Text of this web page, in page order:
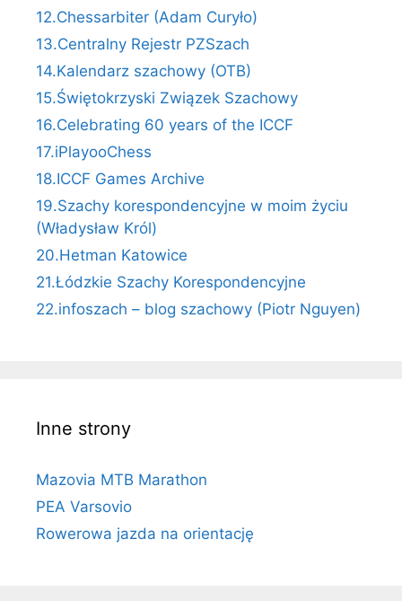
12.Chessarbiter (Adam Curyło)
13.Centralny Rejestr PZSzach
14.Kalendarz szachowy (OTB)
15.Świętokrzyski Związek Szachowy
16.Celebrating 60 years of the ICCF
17.iPlayooChess
18.ICCF Games Archive
19.Szachy korespondencyjne w moim życiu
(Władysław Król)
20.Hetman Katowice
21.Łódzkie Szachy Korespondencyjne
22.infoszach – blog szachowy (Piotr Nguyen)
Inne strony
Mazovia MTB Marathon
PEA Varsovio
Rowerowa jazda na orientację